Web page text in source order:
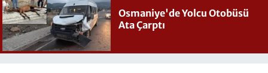
Osmaniye'de Yolcu Otobüsü
Ata Çarptı